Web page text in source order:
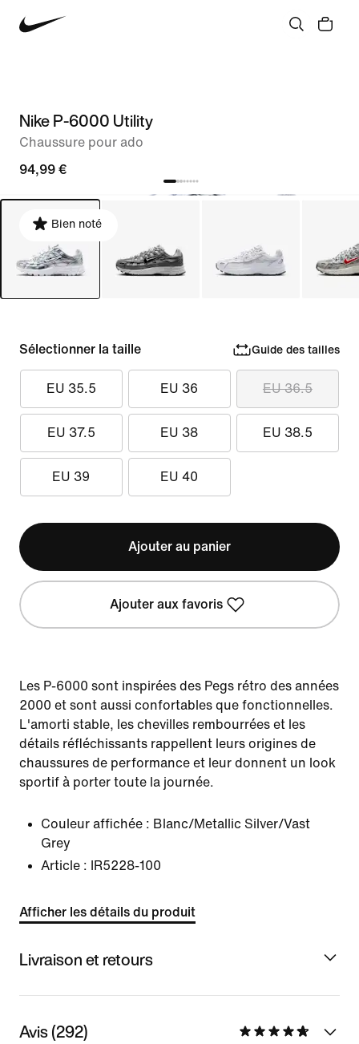
Nike P-6000 Utility
Chaussure pour ado
94,99 €
Bien noté
Sélectionner la taille Guide des tailles
EU 35.5 EU 36 EU 36.5
EU 37.5 EU 38 EU 38.5
EU 39 EU 40
Ajouter au panier
Ajouter aux favoris
Les P-6000 sont inspirées des Pegs rétro des années
2000 et sont aussi confortables que fonctionnelles.
L'amorti stable, les chevilles rembourrées et les
détails réfléchissants rappellent leurs origines de
chaussures de performance et leur donnent un look
sportif à porter toute la journée.
Couleur affichée : Blanc/Metallic Silver/Vast
Grey
Article :
IR5228-100
Afficher les détails du produit
Livraison et retours
Avis (292)